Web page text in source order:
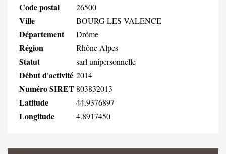
Code postal 26500
Ville BOURG LES VALENCE
Département Drôme
Région Rhône Alpes
Statut sarl unipersonnelle
Début d'activité 2014
Numéro SIRET 803832013
Latitude 44.9376897
Longitude 4.8917450